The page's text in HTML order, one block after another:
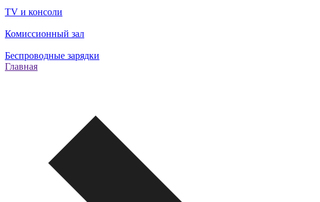
TV и консоли
Комиссионный зал
Беспроводные зарядки
Главная